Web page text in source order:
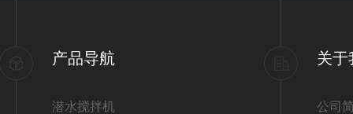
产品导航
潜水搅拌机
关于
公司